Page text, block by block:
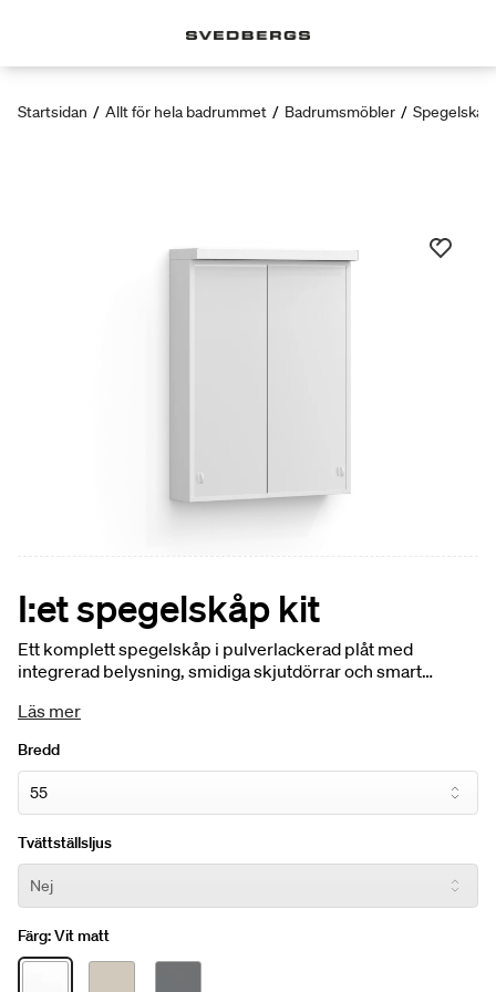
Startsidan / Allt för hela badrummet / Badrumsmöbler / Spegelskåp
I:et spegelskåp kit
Ett komplett spegelskåp i pulverlackerad plåt med
integrerad belysning, smidiga skjutdörrar och smart
ett stilrent uttryck – en hållbar lösning för det moderna
Läs mer
Bredd
Tvättställsljus
Färg:Vit matt